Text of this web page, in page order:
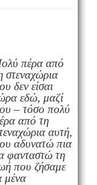
πέρα από
στεναχώρια
δεν είσαι
εδώ, μαζί
– τόσο πολύ
από τη
αυτή,
αδυνατώ πια
φανταστώ τη
που ζήσαμε
μένα